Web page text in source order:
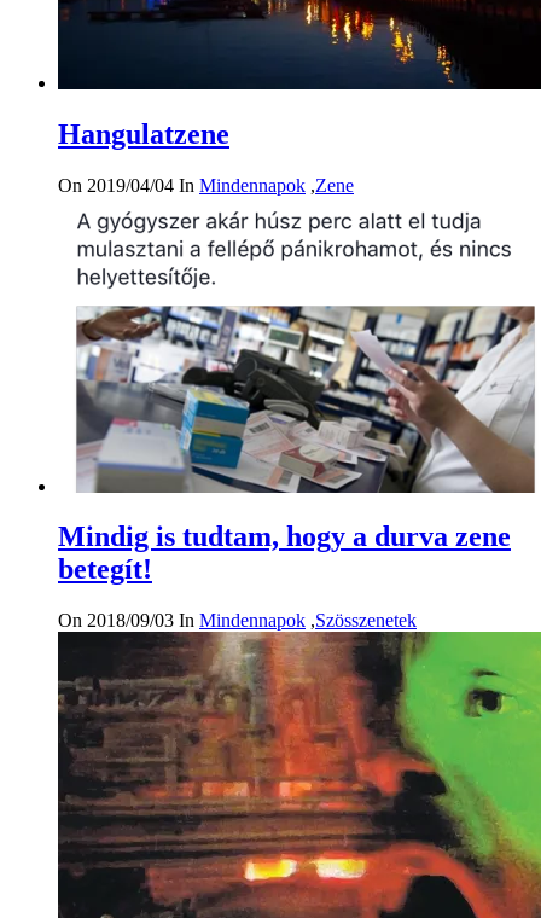
Hangulatzene
On 2019/04/04 In Mindennapok ,Zene
Mindig is tudtam, hogy a durva zene
betegít!
On 2018/09/03 In Mindennapok ,Szösszenetek